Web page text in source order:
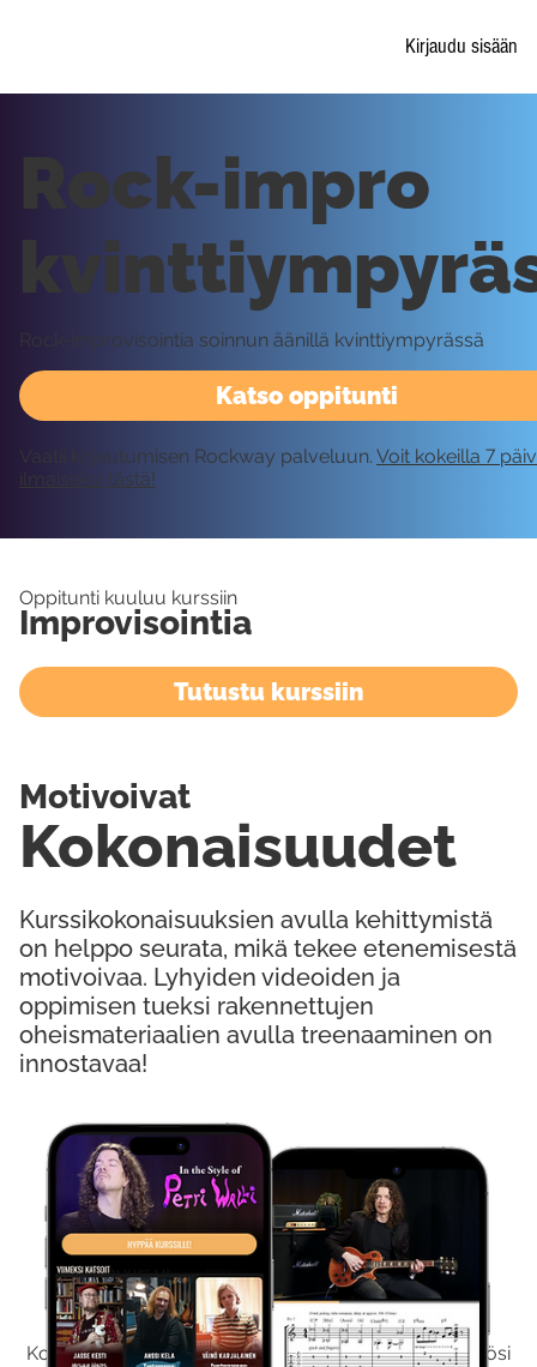
Kirjaudu sisään
Kokeile Ilmaiseksi
Kokeilemalla ilmaiseksi saat koko sisältömme käyttöösi
Katso oppitunti
Rock-impro
Rock-improvisointia soinnun äänillä kvinttiympyrässä
Vaatii kirjautumisen Rockway palveluun. Voit kokeilla 7
ilmaiseksi tästä!
Oppitunti kuuluu kurssiin
Improvisointia
Tutustu kurssiin
Kurssikokonaisuuksien avulla kehittymistä
on helppo seurata, mikä tekee etenemisestä
motivoivaa. Lyhyiden videoiden ja
oppimisen tueksi rakennettujen
oheismateriaalien avulla treenaaminen on
innostavaa!
Kokonaisuudet
Motivoivat